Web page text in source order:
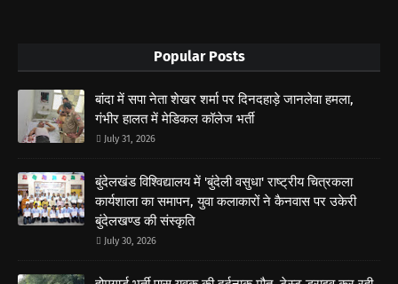
Popular Posts
बांदा में सपा नेता शेखर शर्मा पर दिनदहाड़े जानलेवा हमला,
गंभीर हालत में मेडिकल कॉलेज भर्ती
July 31, 2026
बुंदेलखंड विश्विद्यालय में 'बुंदेली वसुधा' राष्ट्रीय चित्रकला
कार्यशाला का समापन, युवा कलाकारों ने कैनवास पर उकेरी
बुंदेलखण्ड की संस्कृति
July 30, 2026